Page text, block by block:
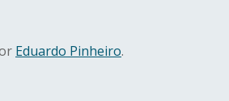
Eduardo Pinheiro.